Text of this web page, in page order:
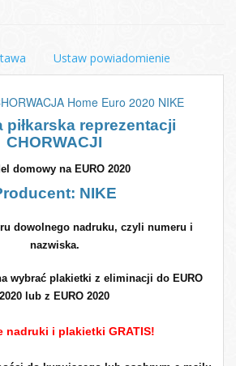
Ustaw powiadomienie
Home Euro 2020 NIKE
piłkarska reprezentacji
CHORWACJI
domowy na EURO 2020
NIKE
dowolnego nadruku, czyli numeru i
nazwiska.
wybrać plakietki z eliminacji do EURO
2020 lub z EURO 2020
nadruki i plakietki GRATIS!